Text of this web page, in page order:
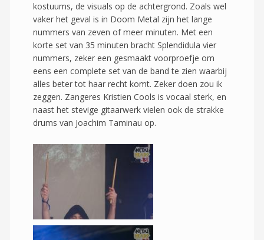
kostuums, de visuals op de achtergrond. Zoals wel
vaker het geval is in Doom Metal zijn het lange
nummers van zeven of meer minuten. Met een
korte set van 35 minuten bracht Splendidula vier
nummers, zeker een gesmaakt voorproefje om
eens een complete set van de band te zien waarbij
alles beter tot haar recht komt. Zeker doen zou ik
zeggen. Zangeres Kristien Cools is vocaal sterk, en
naast het stevige gitaarwerk vielen ook de strakke
drums van Joachim Taminau op.